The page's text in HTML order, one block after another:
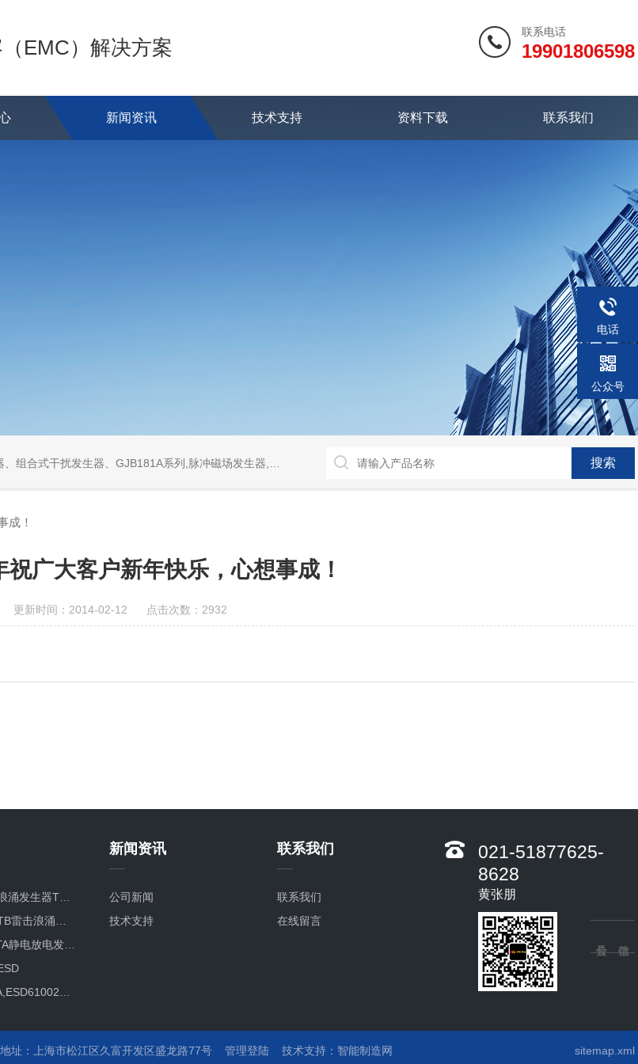
EMC）解决方案
联系电话
19901806598
新闻资讯 技术支持 资料下载 联系我们
列,脉冲磁场发生器,工频磁场发生器,衰减振荡波发生器,同轴衰减器,同轴负载
成！
祝广大客户新年快乐，心想事成！
更新时间：2014-02-12 点击次数：2932
半导体雷击浪涌发生器TVS8/20TC
ESD61002TA静电放电发生器
新闻资讯
公司新闻
技术支持
联系我们
联系我们
在线留言
021-51877625-
8628
黄张朋
地址： 上海市松江区久富开发区盛龙路77号 管理登陆 技术支持： 智能制造网 sitemap.xml
电话
公众号